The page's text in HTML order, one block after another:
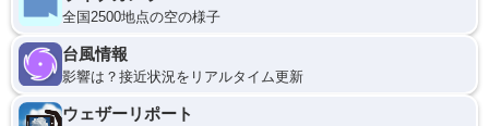
全国2500地点の空の様子
台風情報
影響は？接近状況をリアルタイム更新
ウェザーリポート